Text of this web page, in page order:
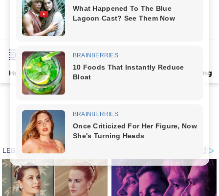
Home Terpopuler Artikel Deli Serdang